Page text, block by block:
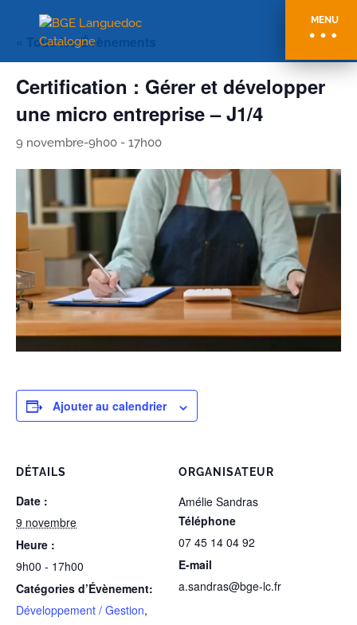
MENU
« Tous les Évènements
Certification : Gérer et développer
une micro entreprise – J1/4
9 novembre-9h00 - 17h00
Ajouter au calendrier
DÉTAILS
Date :
9 novembre
Heure :
9h00 - 17h00
Catégories d’Évènement:
Développement / Gestion,
ORGANISATEUR
Amélie Sandras
Téléphone
07 45 14 04 92
E-mail
a.sandras@bge-lc.fr